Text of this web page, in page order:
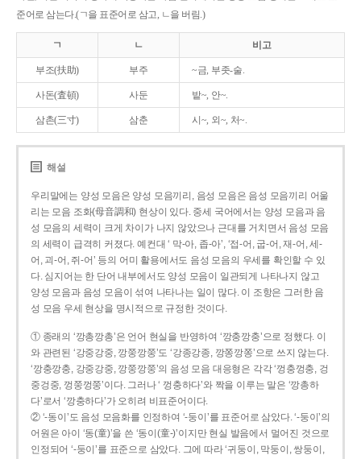
준어로 삼는다.(ㄱ을 표준어로 삼고, ㄴ을 버림.)
ㄱ ㄴ 비고
부조(扶助) 부주 ~금, 부좃-술.
사돈(査頓) 사둔 밭~, 안~.
삼촌(三寸) 삼춘 시~, 외~, 처~.
해설
우리말에는 양성 모음은 양성 모음끼리, 음성 모음은 음성 모음끼리 어울
리는 모음 조화(母音調和) 현상이 있다. 중세 국어에서는 양성 모음과 음
성 모음의 세력이 크게 차이가 나지 않았으나 근대를 거치면서 음성 모음
의 세력이 급격히 커졌다. 예컨대 ‘ 막-아, 좁-아’, ‘접-어, 굽-어, 재-어, 세-
어, 괴-어, 쥐-어’ 등의 어미 활용에서도 음성 모음의 우세를 확인할 수 있
다. 심지어는 한 단어 내부에서도 양성 모음이 일관되게 나타나지 않고
양성 모음과 음성 모음이 섞여 나타나는 일이 많다. 이 조항은 그러한 음
성 모음 우세 현상을 명시적으로 규정한 것이다.
① 종래의 ‘깡총깡총’은 언어 현실을 반영하여 ‘깡충깡충’으로 정했다. 이
와 관련된 ‘강중강중, 깡쭝깡쭝’도 ‘강종강종, 깡쫑깡쫑’으로 쓰지 않는다.
‘깡충깡충, 강중강중, 깡쭝깡쭝’의 음성 모음 대응형은 각각 ‘껑충껑충, 겅
중겅중, 껑쭝껑쭝’이다. 그러나 ‘ 껑충하다’와 짝을 이루는 말은 ‘깡총하
다’로서 ‘깡충하다’가 오히려 비표준어이다.
② ‘-동이’도 음성 모음화를 인정하여 ‘-둥이’를 표준어로 삼았다. ‘-둥이’의
어원은 아이 ‘동(童)’을 쓴 ‘동이(童-)’이지만 현실 발음에서 멀어진 것으로
인정되어 ‘-둥이’를 표준으로 삼았다. 그에 따라 ‘귀둥이, 막둥이, 쌍둥이,